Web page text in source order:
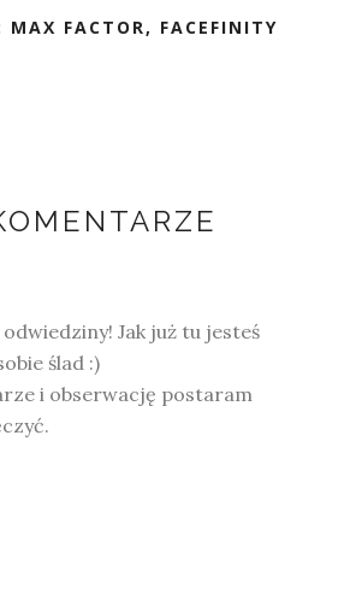
MAX FACTOR, FACEFINITY
Jak już tu jesteś
ślad :)
i obserwację postaram